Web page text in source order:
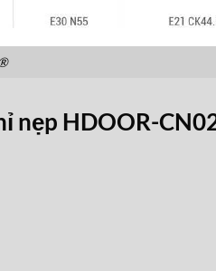
nẹp HDOOR-